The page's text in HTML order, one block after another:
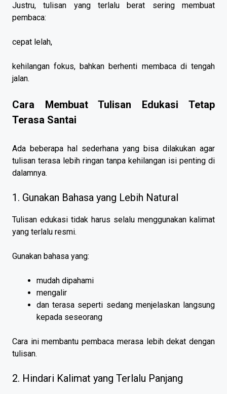
Justru, tulisan yang terlalu berat sering membuat
pembaca:
cepat lelah,
kehilangan fokus, bahkan berhenti membaca di tengah
jalan.
Cara Membuat Tulisan Edukasi Tetap
Terasa Santai
Ada beberapa hal sederhana yang bisa dilakukan agar
tulisan terasa lebih ringan tanpa kehilangan isi penting di
dalamnya.
1. Gunakan Bahasa yang Lebih Natural
Tulisan edukasi tidak harus selalu menggunakan kalimat
yang terlalu resmi.
Gunakan bahasa yang:
mudah dipahami
mengalir
dan terasa seperti sedang menjelaskan langsung
kepada seseorang
Cara ini membantu pembaca merasa lebih dekat dengan
tulisan.
2. Hindari Kalimat yang Terlalu Panjang